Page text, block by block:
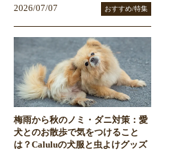
2026/07/07 おすすめ/特集
梅雨から秋のノミ・ダニ対策：愛
犬とのお散歩で気をつけること
は？Caluluの犬服と虫よけグッズ